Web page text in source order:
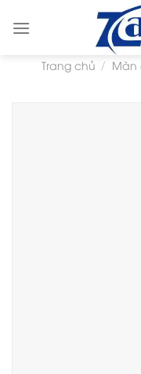
Trang chủ / Màn